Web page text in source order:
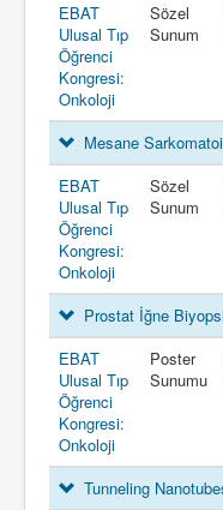
EBAT
Ulusal Tıp
Öğrenci
Kongresi:
Onkoloji
Sözel
Sunum
Mesane
EBAT
Ulusal Tıp
Öğrenci
Kongresi:
Onkoloji
Sözel
Sunum
Prostat İğne
EBAT
Ulusal Tıp
Öğrenci
Kongresi:
Onkoloji
Poster
Sunumu
Tunneling